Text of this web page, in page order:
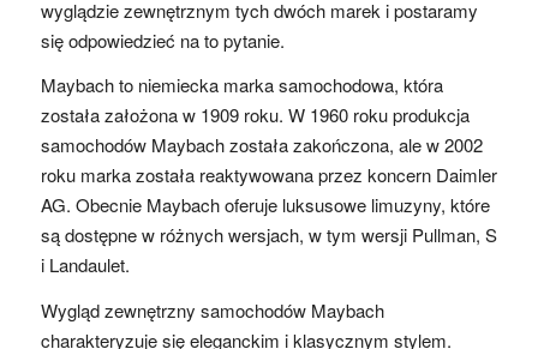
wyglądzie zewnętrznym tych dwóch marek i postaramy
się odpowiedzieć na to pytanie.
Maybach to niemiecka marka samochodowa, która
została założona w 1909 roku. W 1960 roku produkcja
samochodów Maybach została zakończona, ale w 2002
roku marka została reaktywowana przez koncern Daimler
AG. Obecnie Maybach oferuje luksusowe limuzyny, które
są dostępne w różnych wersjach, w tym wersji Pullman, S
i Landaulet.
Wygląd zewnętrzny samochodów Maybach
charakteryzuje się eleganckim i klasycznym stylem.